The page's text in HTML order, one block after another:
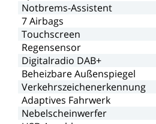
Notbrems-Assistent
7Airbags
Touchscreen
Regensensor
Digitalradio DAB+
BeheizbareAußenspiegel
Verkehrszeichenerkennung
Adaptives Fahrwerk
Nebelscheinwerfer